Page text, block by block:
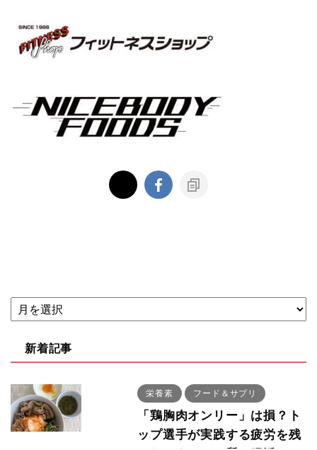
新着記事
栄養素 フード＆サプリ
「鶏胸肉オンリー」は損？ト
ップ選手が実践する疲労を残